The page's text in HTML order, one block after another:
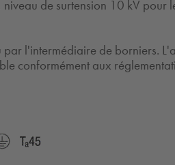
de surtension 10 kV pour
par l'intermédiaire de borniers.
conformément aux